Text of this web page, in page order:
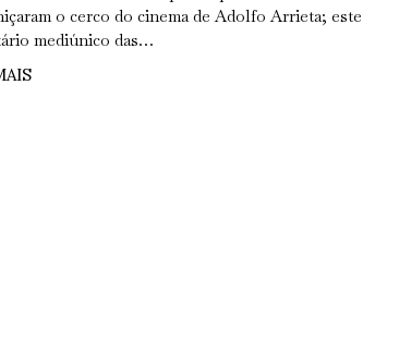
o cerco do cinema de Adolfo Arrieta; este
mediúnico das…